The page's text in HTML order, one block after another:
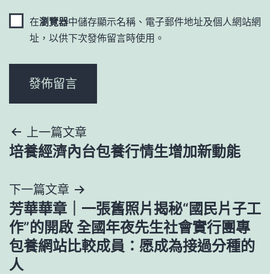
在瀏覽器中儲存顯示名稱、電子郵件地址及個人網站網
址，以供下次發佈留言時使用。
文
章
導
覽
上一篇文章
培養經濟內台包養行情生增加新動能
下一篇文章
芳華華章｜一張舊照片揭秘“國民片子工
作”的開啟 全國年夜先生社會實行團專
包養網站比較成員：愿成為接過分種的
人